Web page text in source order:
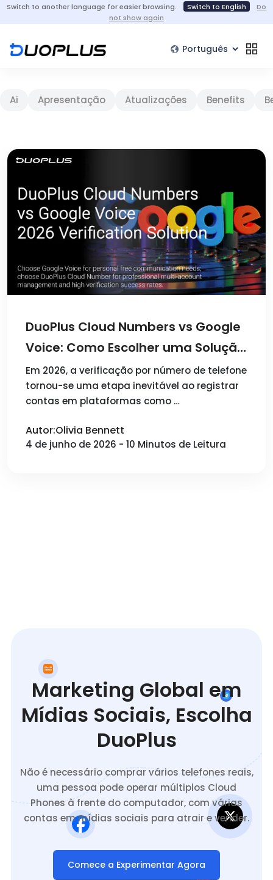
Switch to another language for easier browsing. Switch to English
Do
not show again
Ai Apresentação Atualizações Benefits
DuoPlus Cloud Numbers vs Google
Voice: Como Escolher uma Solução
de Verificação de Conta em 2026
Em 2026, a verificação por número de telefone
tornou-se uma etapa inevitável ao registrar
contas em plataformas como …
Autor:Olivia Bennett
4 de junho de 2026 - 10 Minutos de Leitura
Marketing Global em
Mídias Sociais, Escolha
DuoPlus
Não é necessário comprar vários telefones reais,
uma pessoa pode operar múltiplos Cloud
Phones à frente do computador, com várias
contas em mídias sociais para atrair e vender.
Comece a Experimentar Agora